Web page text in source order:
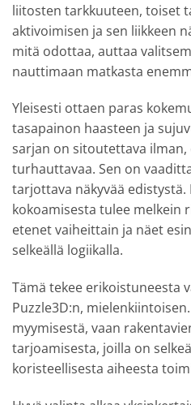
liitosten tarkkuuteen, toiset
aktivoimisen ja sen liikkeen
mitä odottaa, auttaa
nauttimaan matkasta
Yleisesti ottaen paras
tasapainon haasteen ja
sarjan on sitoutettava
turhauttavaa. Sen on
tarjottava näkyvää
kokoamisesta tulee melkein
etenet vaiheittain ja näet
selkeällä logiikalla.
Tämä tekee erikoistuneesta
Puzzle3D:n,
myymisestä, vaan
tarjoamisesta, joilla on
koristeellisesta aiheesta